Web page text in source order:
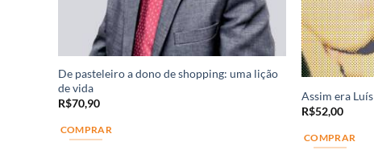
De pasteleiro a dono de shopping: uma lição
de vida
R$70,90
COMPRAR
Assim era Luís
R$52,00
COMPRAR